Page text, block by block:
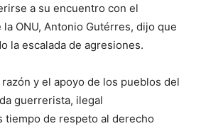
a su encuentro con el
ONU, Antonio Gutérres, dijo que
la escalada de agresiones.
y el apoyo de los pueblos del
guerrerista, ilegal
tiempo de respeto al derecho